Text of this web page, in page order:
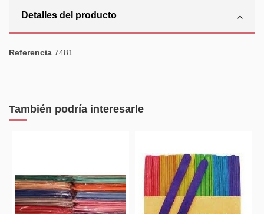
Detalles del producto
Referencia 7481
También podría interesarle